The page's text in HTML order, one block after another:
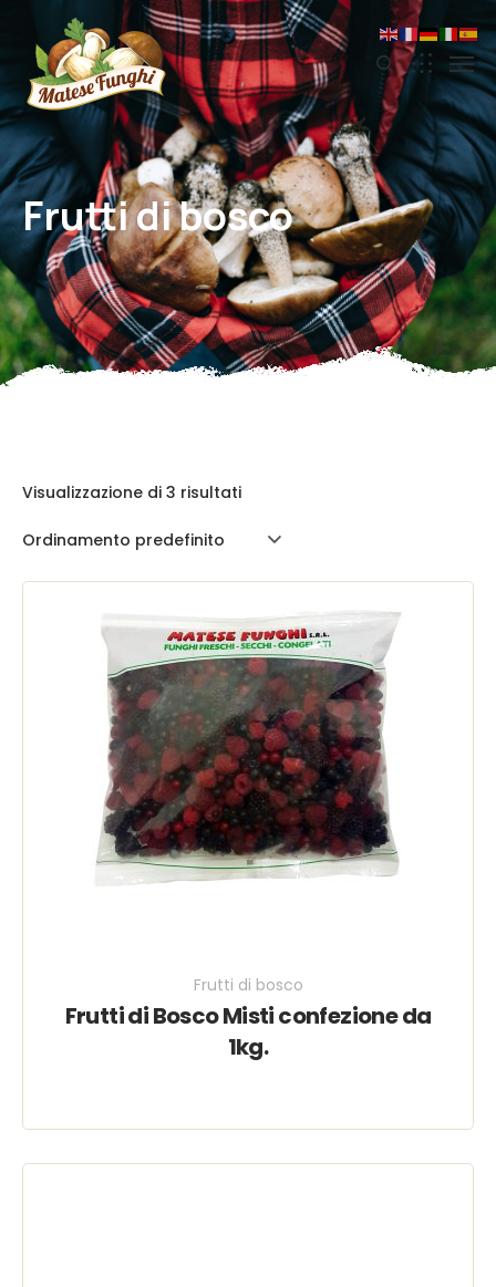
Frutti di bosco
Visualizzazione di 3 risultati
Frutti di bosco
Frutti di Bosco Misti confezione da
1kg.